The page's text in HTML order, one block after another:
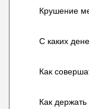
Крушение
С каких
Как
Как